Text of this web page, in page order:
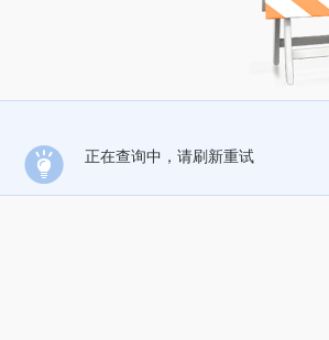
正在查询中，请刷新重试